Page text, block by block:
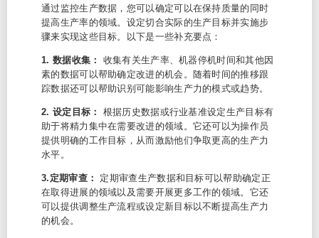
通过监控生产数据，您可以确定可以在保持质量的同时
提高生产率的领域。设定切合实际的生产目标并实施步
骤来实现这些目标。以下是一些补充要点：
1. 数据收集： 收集有关生产率、机器停机时间和其他因
素的数据可以帮助确定改进的机会。随着时间的推移跟
踪数据还可以帮助识别可能影响生产力的模式或趋势。
2. 设定目标： 根据历史数据或行业基准设定生产目标有
助于将精力集中在需要改进的领域。它还可以为操作员
提供明确的工作目标，从而激励他们争取更高的生产力
水平。
3.定期审查：
定期审查生产数据和目标可以帮助确定正
在取得进展的领域以及需要开展更多工作的领域。它还
可以提供调整生产流程或设定新目标以不断提高生产力
的机会。